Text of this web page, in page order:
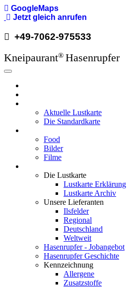
GoogleMaps
Jetzt gleich anrufen
+49-7062-975533
Kneipaurant® Hasenrupfer
Hauptnavigation
Aktuelle Lustkarte
Die Standardkarte
Food
Bilder
Filme
Die Lustkarte
Lustkarte Erklärung
Lustkarte Archiv
Unsere Lieferanten
Ilsfelder
Regional
Deutschland
Weltweit
Hasenrupfer - Jobangebot
Hasenrupfer Geschichte
Kennzeichnung
Allergene
Zusatzstoffe